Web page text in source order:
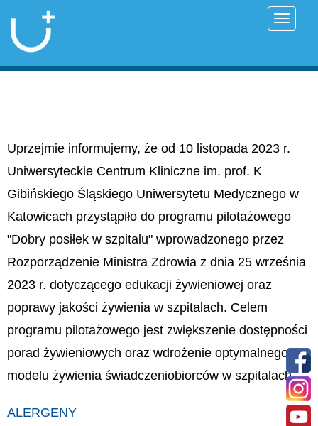
Uprzejmie informujemy, że od 10 listopada 2023 r.
Uniwersyteckie Centrum Kliniczne im. prof. K
Gibińskiego Śląskiego Uniwersytetu Medycznego w
Katowicach przystąpiło do programu pilotażowego
"Dobry posiłek w szpitalu" wprowadzonego przez
Rozporządzenie Ministra Zdrowia z dnia 25 września
2023 r. dotyczącego edukacji żywieniowej oraz
poprawy jakości żywienia w szpitalach. Celem
programu pilotażowego jest zwiększenie dostępności
porad żywieniowych oraz wdrożenie optymalnego
modelu żywienia świadczeniobiorców w szpitalach.
ALERGENY